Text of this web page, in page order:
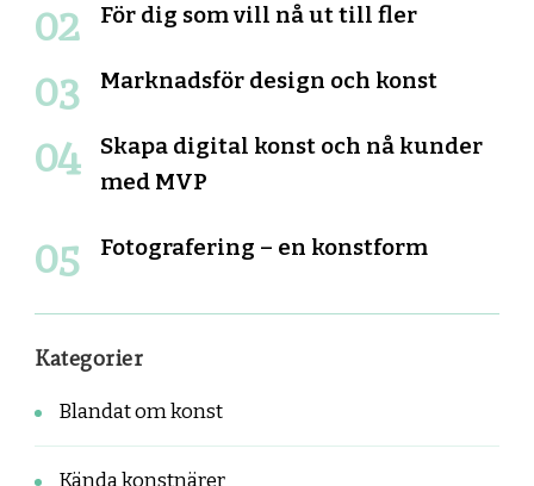
För dig som vill nå ut till fler
Marknadsför design och konst
Skapa digital konst och nå kunder
med MVP
Fotografering – en konstform
Kategorier
Blandat om konst
Kända konstnärer